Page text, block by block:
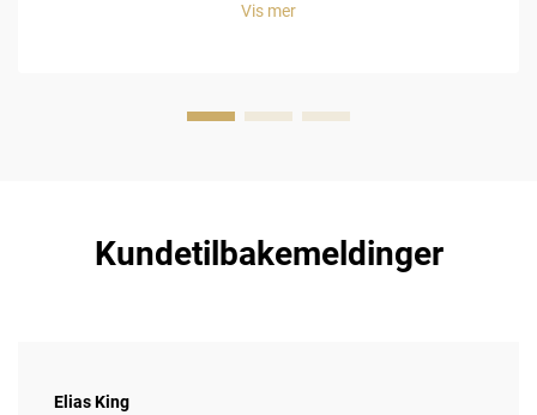
Vis mer
Kundetilbakemeldinger
Elias King